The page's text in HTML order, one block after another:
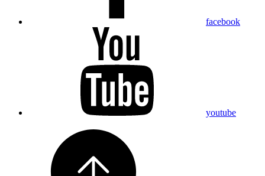
facebook
youtube